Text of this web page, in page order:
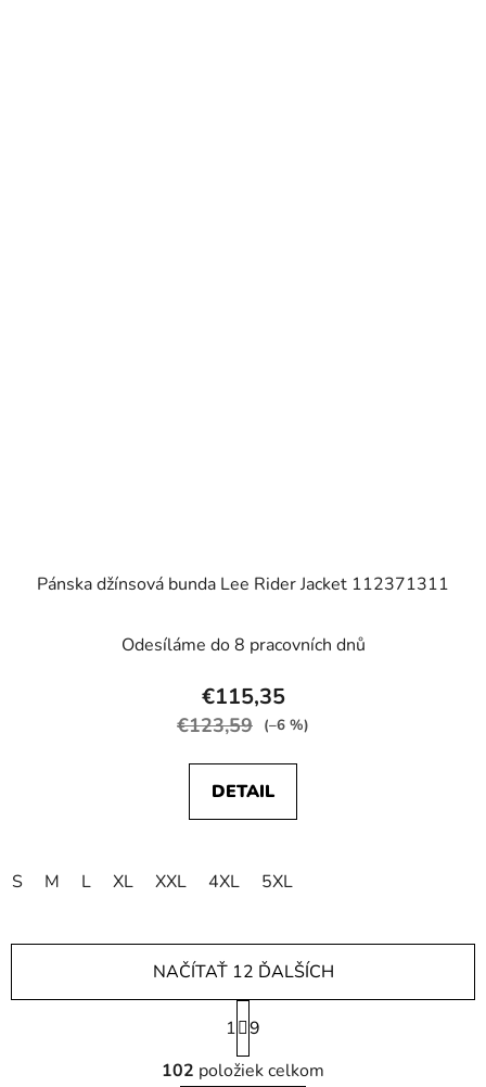
Pánska džínsová bunda Lee Rider Jacket 112371311
Odesíláme do 8 pracovních dnů
€115,35
€123,59 (–6 %)
DETAIL
S M L XL XXL 4XL 5XL
O
v
NAČÍTAŤ 12 ĎALŠÍCH
S
t
r
á
1 9
102 položiek celkom